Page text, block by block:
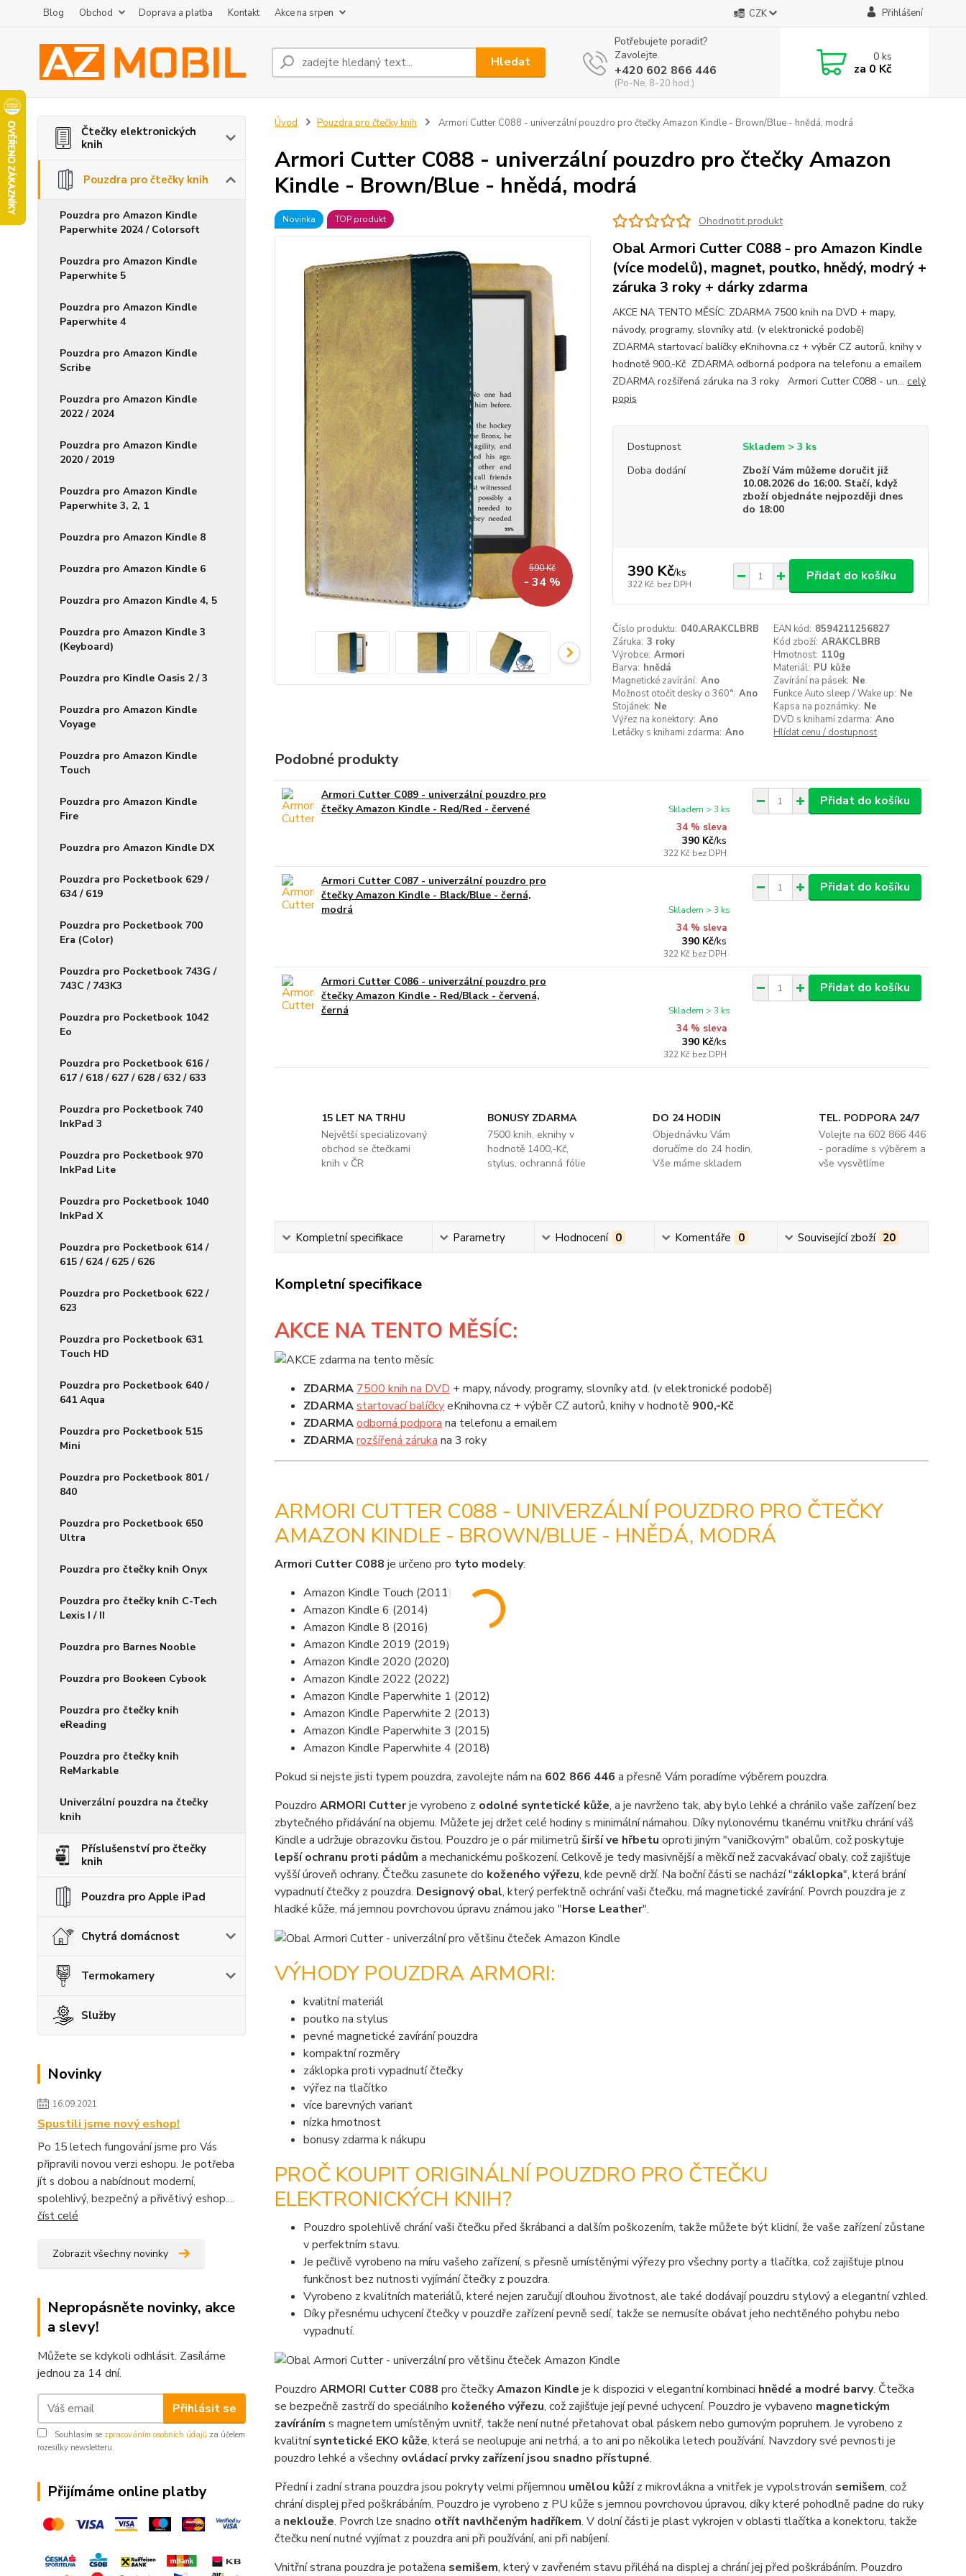
Blog Obchod Doprava a platba Kontakt Akce na srpen CZK Přihlášení
Hledat
Potřebujete poradit?
Zavolejte.
+420 602 866 446
(Po-Ne, 8-20 hod.)
0ks
za 0 Kč
Čtečky elektronických
knih
Pouzdra pro čtečky knih
Pouzdra pro Amazon Kindle
Paperwhite 2024 / Colorsoft
Pouzdra pro Amazon Kindle
Paperwhite 5
Pouzdra pro Amazon Kindle
Paperwhite 4
Pouzdra pro Amazon Kindle
Scribe
Pouzdra pro Amazon Kindle
2022 / 2024
Pouzdra pro Amazon Kindle
2020 / 2019
Pouzdra pro Amazon Kindle
Paperwhite 3, 2, 1
Pouzdra pro Amazon Kindle 8
Pouzdra pro Amazon Kindle 6
Pouzdra pro Amazon Kindle 4, 5
Pouzdra pro Amazon Kindle 3
(Keyboard)
Pouzdra pro Kindle Oasis 2 / 3
Pouzdra pro Amazon Kindle
Voyage
Pouzdra pro Amazon Kindle
Touch
Pouzdra pro Amazon Kindle
Fire
Pouzdra pro Amazon Kindle DX
Pouzdra pro Pocketbook 629 /
634 / 619
Pouzdra pro Pocketbook 700
Era (Color)
Pouzdra pro Pocketbook 743G /
743C / 743K3
Pouzdra pro Pocketbook 1042
Eo
Pouzdra pro Pocketbook 616 /
617 / 618 / 627 / 628 / 632 / 633
Pouzdra pro Pocketbook 740
InkPad 3
Pouzdra pro Pocketbook 970
InkPad Lite
Pouzdra pro Pocketbook 1040
InkPad X
Pouzdra pro Pocketbook 614 /
615 / 624 / 625 / 626
Pouzdra pro Pocketbook 622 /
623
Pouzdra pro Pocketbook 631
Touch HD
Pouzdra pro Pocketbook 640 /
641 Aqua
Pouzdra pro Pocketbook 515
Mini
Pouzdra pro Pocketbook 801 /
840
Pouzdra pro Pocketbook 650
Ultra
Pouzdra pro čtečky knih Onyx
Pouzdra pro čtečky knih C-Tech
Lexis I / II
Pouzdra pro Barnes Nooble
Pouzdra pro Bookeen Cybook
Pouzdra pro čtečky knih
eReading
Pouzdra pro čtečky knih
ReMarkable
Univerzální pouzdra na čtečky
knih
Příslušenství pro čtečky
knih
Pouzdra pro Apple iPad
Chytrá domácnost
Termokamery
Služby
Novinky
16.09.2021
Spustili jsme nový eshop!
Po 15 letech fungování jsme pro Vás
připravili novou verzi eshopu. Je potřeba
jít s dobou a nabídnout moderní,
spolehlivý, bezpečný a přivětivý eshop....
číst celé
Zobrazit všechny novinky
Nepropásněte novinky, akce
a slevy!
Můžete se kdykoli odhlásit. Zasíláme
jednou za 14 dní.
Přihlásit se
Souhlasím se zpracováním osobních údajů za účelem
rozesílky newsletteru.
Přijímáme online platby
Úvod Pouzdra pro čtečky knih Armori Cutter C088 - univerzální pouzdro pro čtečky Amazon Kindle - Brown/Blue - hnědá, modrá
Armori Cutter C088 - univerzální pouzdro pro čtečky Amazon
Kindle - Brown/Blue - hnědá, modrá
Novinka TOP produkt
590 Kč
- 34 %
Ohodnotit produkt
Obal Armori Cutter C088 - pro Amazon Kindle
(více modelů), magnet, poutko, hnědý, modrý +
záruka 3 roky + dárky zdarma
AKCE NA TENTO MĚSÍC: ZDARMA 7500 knih na DVD + mapy,
návody, programy, slovníky atd. (v elektronické podobě)
ZDARMA startovací balíčky eKnihovna.cz + výběr CZ autorů, knihy v
hodnotě 900,-Kč ZDARMA odborná podpora na telefonu a emailem
ZDARMA rozšířená záruka na 3 roky Armori Cutter C088 - un... celý
popis
Dostupnost
Skladem > 3 ks
Doba dodání
Zboží Vám můžeme doručit již
10.08.2026 do 16:00. Stačí, když
zboží objednáte nejpozději dnes
do 18:00
390 Kč/ks
322 Kč bez DPH
Přidat do košíku
Číslo produktu: 040.ARAKCLBRB EAN kód: 8594211256827
Záruka: 3 roky Kód zboží: ARAKCLBRB
Výrobce: Armori Hmotnost: 110g
Barva: hnědá Materiál: PU kůže
Magnetické zavírání: Ano Zavírání na pásek: Ne
Možnost otočit desky o 360°: Ano Funkce Auto sleep / Wake up: Ne
Stojánek: Ne Kapsa na poznámky: Ne
Výřez na konektory: Ano DVD s knihami zdarma: Ano
Letáčky s knihami zdarma: Ano Hlídat cenu / dostupnost
Podobné produkty
Armori Cutter C089 - univerzální pouzdro pro
čtečky Amazon Kindle - Red/Red - červené
34 % sleva
390 Kč/ks
322 Kč bez DPH
Skladem > 3 ks
Přidat do košíku
Armori Cutter C087 - univerzální pouzdro pro
čtečky Amazon Kindle - Black/Blue - černá,
modrá
34 % sleva
390 Kč/ks
322 Kč bez DPH
Skladem > 3 ks
Přidat do košíku
Armori Cutter C086 - univerzální pouzdro pro
čtečky Amazon Kindle - Red/Black - červená,
černá
34 % sleva
390 Kč/ks
322 Kč bez DPH
Skladem > 3 ks
Přidat do košíku
15 LET NA TRHU
Největší specializovaný
obchod se čtečkami
knih v ČR
BONUSY ZDARMA
7500 knih, eknihy v
hodnotě 1400,-Kč,
stylus, ochranná fólie
DO 24 HODIN
Objednávku Vám
doručíme do 24 hodin.
Vše máme skladem
TEL. PODPORA 24/7
Volejte na 602 866 446
- poradíme s výběrem a
vše vysvětlíme
Kompletní specifikace Parametry Hodnocení 0 Komentáře 0 Související zboží 20
Kompletní specifikace
AKCE NA TENTO MĚSÍC:
ZDARMA 7500 knih na DVD + mapy, návody, programy, slovníky atd. (v elektronické podobě)
ZDARMAstartovací balíčkyeKnihovna.cz + výběr CZ autorů, knihy v hodnotě 900,-Kč
ZDARMAodborná podpora na telefonu a emailem
ZDARMArozšířená záruka na 3 roky
ARMORI CUTTER C088 - UNIVERZÁLNÍ POUZDRO PRO ČTEČKY
AMAZON KINDLE - BROWN/BLUE - HNĚDÁ, MODRÁ
Armori Cutter C088 je určeno pro tyto modely:
Amazon Kindle Touch (2011)
Amazon Kindle 6 (2014)
Amazon Kindle 8 (2016)
Amazon Kindle 2019 (2019)
Amazon Kindle 2020 (2020)
Amazon Kindle 2022 (2022)
Amazon Kindle Paperwhite 1 (2012)
Amazon Kindle Paperwhite 2 (2013)
Amazon Kindle Paperwhite 3 (2015)
Amazon Kindle Paperwhite 4 (2018)
Pokud si nejste jisti typem pouzdra, zavolejte nám na 602 866 446 a přesně Vám poradíme výběrem pouzdra.
Pouzdro ARMORI Cutterje vyrobeno z odolné syntetické kůže, a je navrženo tak, aby bylo lehké a chránilo vaše zařízení bez
zbytečného přidávání na objemu. Můžete jej držet celé hodiny s minimální námahou. Díky nylonovému tkanému vnitřku chrání váš
Kindle a udržuje obrazovku čistou. Pouzdro je o pár milimetrů širší ve hřbetu oproti jiným "vaničkovým" obalům, což poskytuje
lepší ochranu proti pádům a mechanickému poškození. Celkově je tedy masivnější a měkčí než zacvakávací obaly, což zajišťuje
vyšší úroveň ochrany. Čtečku zasunete do koženého výřezu, kde pevně drží. Na boční části se nachází "záklopka", která brání
vypadnutí čtečky z pouzdra. Designový obal, který perfektně ochrání vaši čtečku, má magnetické zavírání. Povrch pouzdra je z
hladké kůže, má jemnou povrchovou úpravu známou jako "Horse Leather".
VÝHODY POUZDRA ARMORI:
kvalitní materiál
poutko na stylus
pevné magnetické zavírání pouzdra
kompaktní rozměry
záklopka proti vypadnutí čtečky
výřez na tlačítko
více barevných variant
nízka hmotnost
bonusy zdarma k nákupu
PROČ KOUPIT ORIGINÁLNÍ POUZDRO PRO ČTEČKU
ELEKTRONICKÝCH KNIH?
Pouzdro spolehlivě chrání vaši čtečku před škrábanci a dalším poškozením, takže můžete být klidní, že vaše zařízení zůstane
v perfektním stavu.
Je pečlivě vyrobeno na míru vašeho zařízení, s přesně umístěnými výřezy pro všechny porty a tlačítka, což zajišťuje plnou
funkčnost bez nutnosti vyjímání čtečky z pouzdra.
Vyrobeno z kvalitních materiálů, které nejen zaručují dlouhou životnost, ale také dodávají pouzdru stylový a elegantní vzhled.
Díky přesnému uchycení čtečky v pouzdře zařízení pevně sedí, takže se nemusíte obávat jeho nechtěného pohybu nebo
vypadnutí.
Pouzdro ARMORI Cutter C088 pro čtečkyAmazon Kindle je k dispozici v elegantní kombinaci hnědé a modré barvy. Čtečka
se bezpečně zastrčí do speciálního koženého výřezu, což zajišťuje její pevné uchycení. Pouzdro je vybaveno magnetickým
zavíráním s magnetem umístěným uvnitř, takže není nutné přetahovat obal páskem nebo gumovým popruhem. Je vyrobeno z
kvalitnísyntetické EKO kůže, která se neolupuje ani netrhá, a to ani po několika letech používání. Navzdory své pevnosti je
pouzdro lehké a všechnyovládací prvky zařízení jsou snadno přístupné.
Přední i zadní strana pouzdra jsou pokryty velmi příjemnou umělou kůžíz mikrovlákna a vnitřek je vypolstrován semišem, což
chrání displej před poškrábáním. Pouzdro je vyrobeno z PU kůže s jemnou povrchovou úpravou, díky které pohodlně padne do ruky
a neklouže. Povrch lze snadno otřít navlhčeným hadříkem. V dolní části je plast vykrojen v oblasti tlačítka a konektoru, takže
čtečku není nutné vyjímat z pouzdra ani při používání, ani při nabíjení.
Vnitřní strana pouzdra je potažena semišem, který v zavřeném stavu přiléhá na displej a chrání jej před poškrábáním. Pouzdro